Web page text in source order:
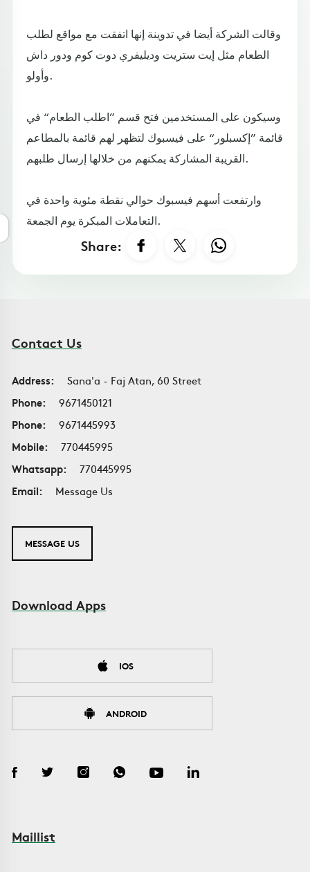
وقالت الشركة أيضا في تدوينة إنها اتفقت مع مواقع لطلب
الطعام مثل إيت ستريت وديليفري دوت كوم ودور داش
وأولو.
وسيكون على المستخدمين فتح قسم ”اطلب الطعام“ في
قائمة ”إكسبلور“ على فيسبوك لتظهر لهم قائمة بالمطاعم
القريبة المشاركة يمكنهم من خلالها إرسال طلبهم.
وارتفعت أسهم فيسبوك حوالي نقطة مئوية واحدة في
التعاملات المبكرة يوم الجمعة.
Share:
Contact Us
Address:
Sana'a - Faj Atan, 60 Street
Phone:
9671450121
Phone:
9671445993
Mobile:
770445995
Whatsapp:
770445995
Email:
Message Us
MESSAGE US
Download Apps
IOS
ANDROID
Maillist